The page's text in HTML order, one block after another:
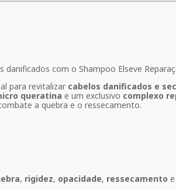
danificados com o Shampoo Elseve
para revitalizar cabelos danificados e
queratina e um exclusivo complexo
a quebra e o ressecamento.
, rigidez, opacidade, ressecamento e